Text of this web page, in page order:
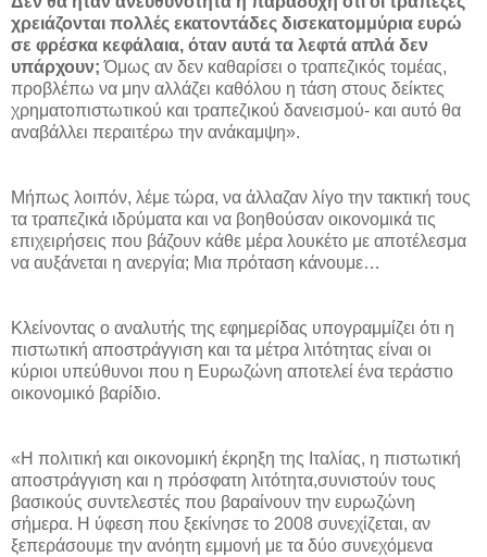
χρειάζονται πολλές εκατοντάδες δισεκατομμύρια ευρώ
σε φρέσκα κεφάλαια, όταν αυτά τα λεφτά απλά δεν
υπάρχουν; Όμως αν δεν καθαρίσει ο τραπεζικός τομέας,
προβλέπω να μην αλλάζει καθόλου η τάση στους δείκτες
χρηματοπιστωτικού και τραπεζικού δανεισμού- και αυτό θα
αναβάλλει περαιτέρω την ανάκαμψη».
Μήπως λοιπόν, λέμε τώρα, να άλλαζαν λίγο την τακτική τους
τα τραπεζικά ιδρύματα και να βοηθούσαν οικονομικά τις
επιχειρήσεις που βάζουν κάθε μέρα λουκέτο με αποτέλεσμα
να αυξάνεται η ανεργία; Μια πρόταση κάνουμε…
Κλείνοντας ο αναλυτής της εφημερίδας υπογραμμίζει ότι η
πιστωτική αποστράγγιση και τα μέτρα λιτότητας είναι οι
κύριοι υπεύθυνοι που η Ευρωζώνη αποτελεί ένα τεράστιο
οικονομικό βαρίδιο.
«Η πολιτική και οικονομική έκρηξη της Ιταλίας, η πιστωτική
αποστράγγιση και η πρόσφατη λιτότητα,συνιστούν τους
βασικούς συντελεστές που βαραίνουν την ευρωζώνη
σήμερα. Η ύφεση που ξεκίνησε το 2008 συνεχίζεται, αν
ξεπεράσουμε την ανόητη εμμονή με τα δύο συνεχόμενα